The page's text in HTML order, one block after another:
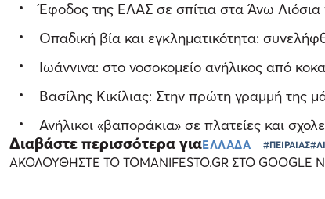
Έφοδος της ΕΛΑΣ σε σπίτια στα Άνω
Οπαδική βία και εγκληματικότητα:
Ιωάννινα: στο νοσοκομείο ανήλικος από
Βασίλης Κικίλιας: Στην πρώτη γραμμή της
Ανήλικοι «βαποράκια» σε πλατείες και
Διαβάστε περισσότερα γιαΕΛΛΑΔΑ #ΠΕΙΡΑΙΑΣ
ΑΚΟΛΟΥΘΗΣΤΕ ΤΟ TOMANIFESTO.GR ΣΤΟ GOOGLE